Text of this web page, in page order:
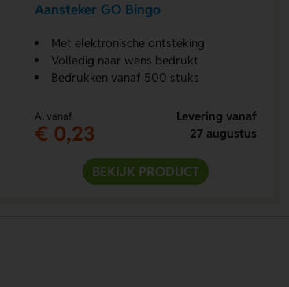
Aansteker GO Bingo
Met elektronische ontsteking
Volledig naar wens bedrukt
Bedrukken vanaf 500 stuks
Al vanaf
€ 0,23
Levering vanaf
27 augustus
BEKIJK PRODUCT